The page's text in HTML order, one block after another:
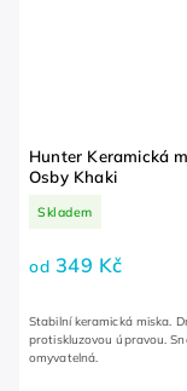
Hunter Keramická
Osby Khaki
Skladem
od 349 Kč
Stabilní keramická miska.
protiskluzovou úpravou.
omyvatelná.